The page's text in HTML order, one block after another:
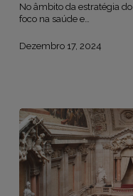
No âmbito da estratégia
foco na saúde e…
Dezembro 17, 2024